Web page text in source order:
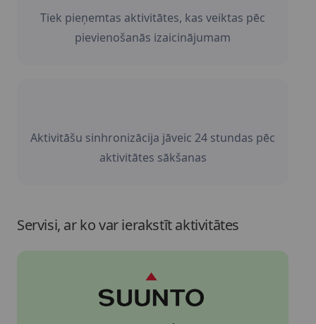
Tiek pieņemtas aktivitātes, kas veiktas pēc
pievienošanās izaicinājumam
Aktivitāšu sinhronizācija jāveic 24 stundas pēc
aktivitātes sākšanas
Servisi, ar ko var ierakstīt aktivitātes